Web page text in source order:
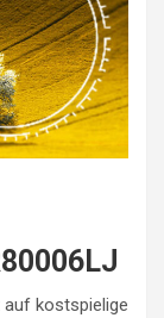
auf kostspielige